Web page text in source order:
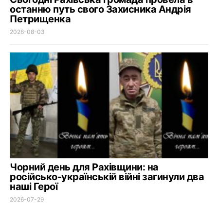
останню путь свого Захисника Андрія
Петрищенка
2026-08-03
Чорний день для Рахівщини: на
російсько-українській війні загинули два
наші Герої
2026-07-29